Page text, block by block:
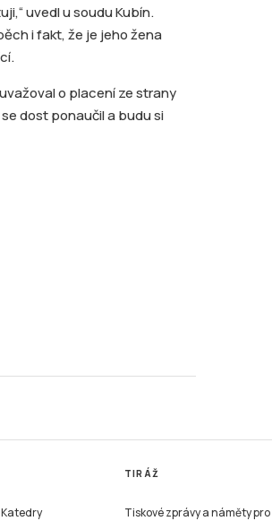
uvedl u soudu Kubín.
i fakt, že je jeho žena
o placení ze strany
dost ponaučil a budu si
TIRÁŽ
Tiskové zprávy a náměty